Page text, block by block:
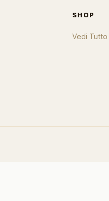
SHOP
Vedi Tutto